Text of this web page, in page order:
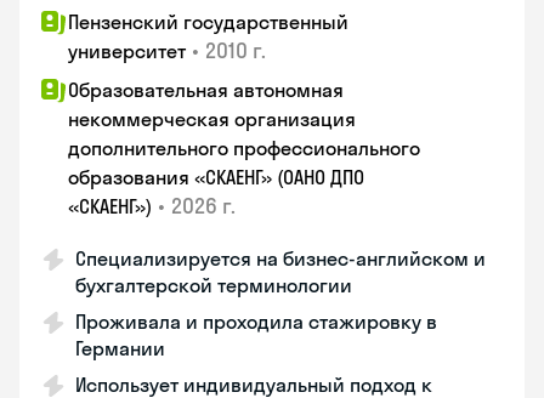
Пензенский государственный
университет • 2010 г.
Образовательная автономная
некоммерческая организация
дополнительного профессионального
образования «СКАЕНГ» (ОАНО ДПО
«СКАЕНГ») • 2026 г.
Специализируется на бизнес-английском и
бухгалтерской терминологии
Проживала и проходила стажировку в
Германии
Использует индивидуальный подход к